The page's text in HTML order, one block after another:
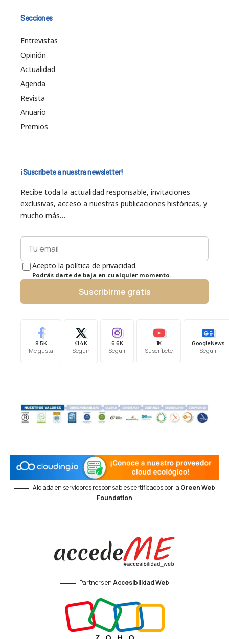
Secciones
Entrevistas
Opinión
Actualidad
Agenda
Revista
Anuario
Premios
¡Suscríbete a nuestra newsletter!
Recibe toda la actualidad responsable, invitaciones
exclusivas, acceso a nuestras publicaciones históricas, y
mucho más…
Acepto la política de privacidad.
Podrás darte de baja en cualquier momento.
Suscribirme gratis
9.5K
Me gusta
41.4K
Seguir
6.6K
Seguir
1K
Suscríbete
Google News
Seguir
Alojada en servidores responsables certificados por la Green Web
Foundation
Partners enAccesibilidad Web